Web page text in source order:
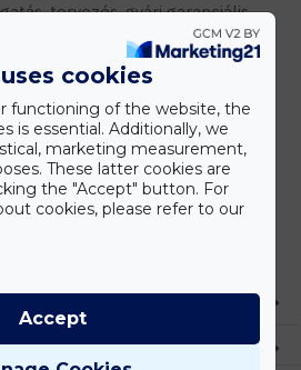
tervezés, gyári garanciális
cookies
functioning of the website, the
is essential. Additionally, we
marketing measurement,
These latter cookies are
the "Accept" button. For
cookies, please refer to our
Accept